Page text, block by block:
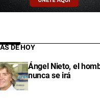
DE HOY
Ángel Nieto, el
nunca se irá